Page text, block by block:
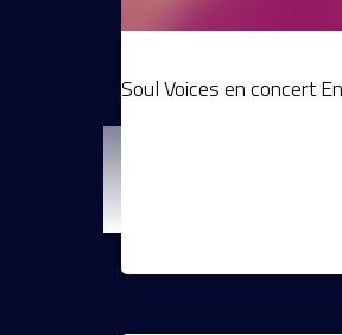
Soul Voices en concert